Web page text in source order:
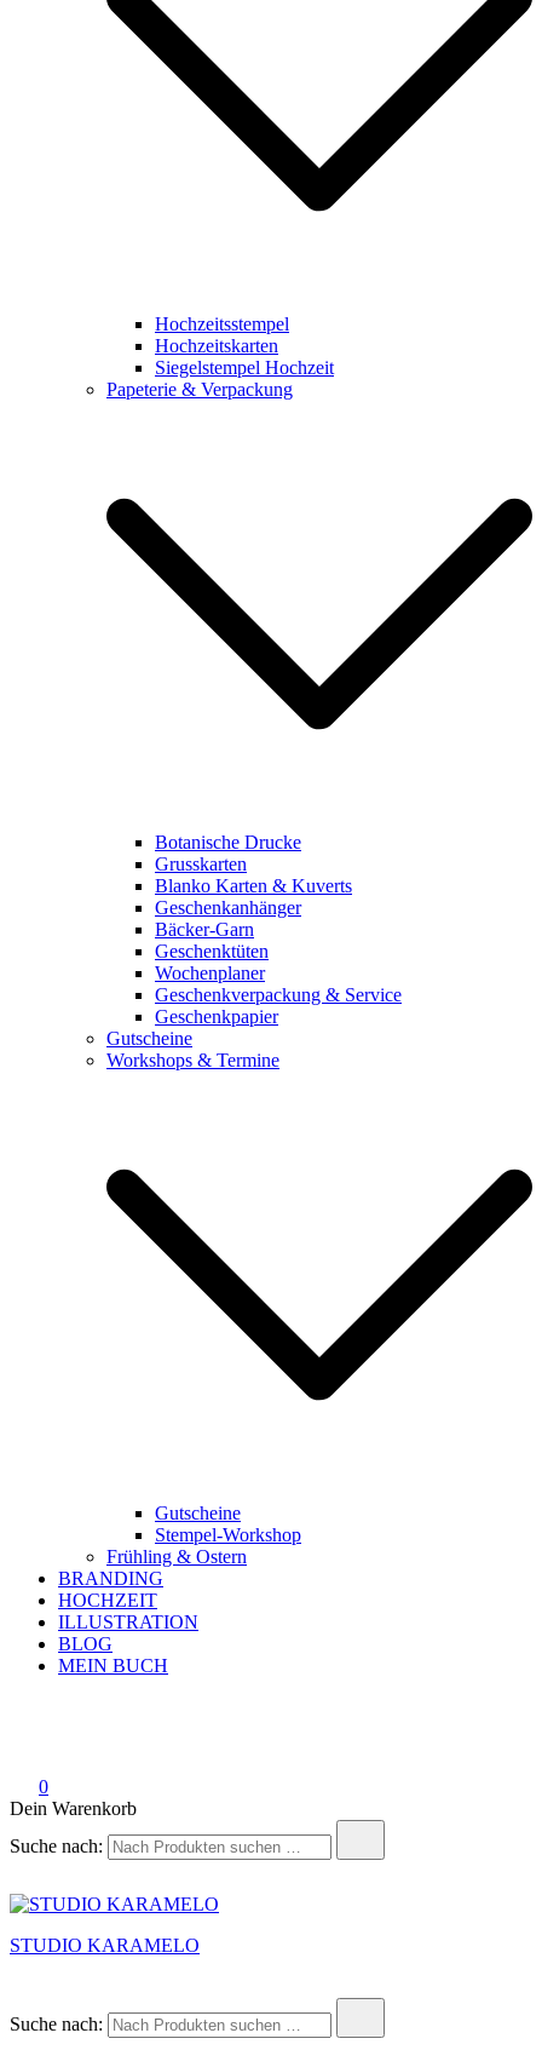
Hochzeitsstempel
Hochzeitskarten
Siegelstempel Hochzeit
Papeterie & Verpackung
Botanische Drucke
Grusskarten
Blanko Karten & Kuverts
Geschenkanhänger
Bäcker-Garn
Geschenktüten
Wochenplaner
Geschenkverpackung & Service
Geschenkpapier
Gutscheine
Workshops & Termine
Gutscheine
Stempel-Workshop
Frühling & Ostern
BRANDING
HOCHZEIT
ILLUSTRATION
BLOG
MEIN BUCH
0
Dein Warenkorb
Suche nach:
STUDIO KARAMELO
Suche nach: